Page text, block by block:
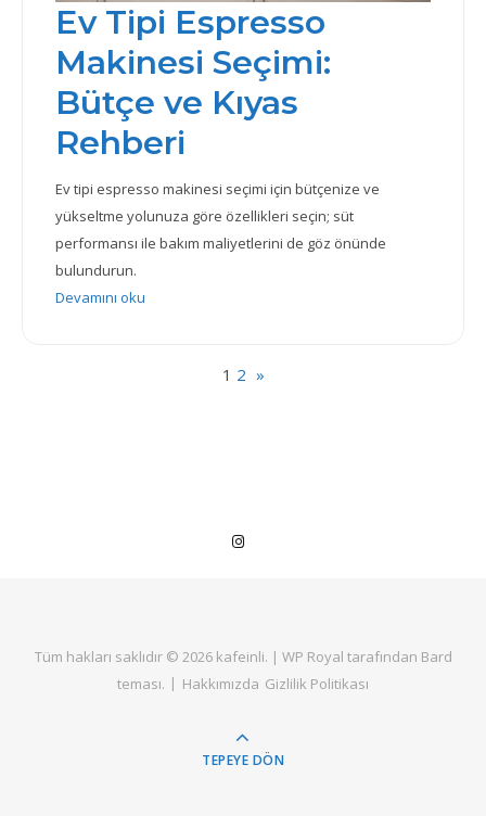
Ev Tipi Espresso
Makinesi Seçimi:
Bütçe ve Kıyas
Rehberi
Ev tipi espresso makinesi seçimi için bütçenize ve
yükseltme yolunuza göre özellikleri seçin; süt
performansı ile bakım maliyetlerini de göz önünde
bulundurun.
Devamını oku
1 2 »
Tüm hakları saklıdır © 2026 kafeinli. | WP Royal tarafından Bard
teması.
Hakkımızda Gizlilik Politikası
TEPEYE DÖN